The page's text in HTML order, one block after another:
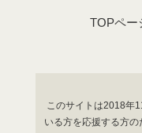
TOPペー
このサイトは2018年
いる方を応援する方